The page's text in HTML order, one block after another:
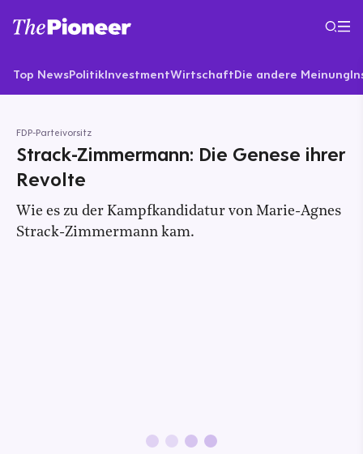
Top NewsPolitikInvestmentWirtschaftDie andere Meinung
FDP-Parteivorsitz
Strack-Zimmermann: Die Genese ihrer
Revolte
Wie es zu der Kampfkandidatur von Marie-Agnes
Strack-Zimmermann kam.